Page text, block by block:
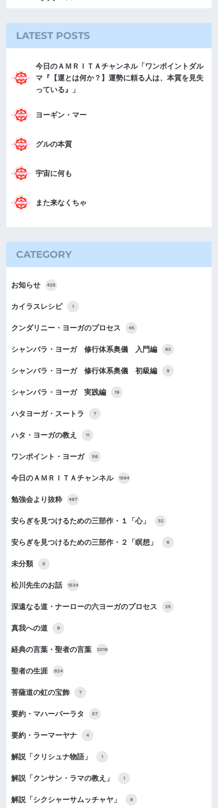
LATEST POSTS
今日のＡＭＲＩＴＡチャンネル「ワンポイントダル
マ『【運とは何か？】運勢に頼る人は、本質を見失
っている』」
ヨーギン・マー
グルの本質
宇宙に何も
また来なくちゃ
CATEGORY
お知らせ 425
カイラスレシピ 1
クンダリニー・ヨーガのプロセス 45
シャンバラ・ヨーガ 修行体系奥儀 入門編 83
シャンバラ・ヨーガ 修行体系奥儀 初級編 9
シャンバラ・ヨーガ 実践編 19
ハタヨーガ・スートラ 7
ハタ・ヨーガの教え 11
ワンポイント・ヨーガ 56
今日のＡＭＲＩＴＡチャンネル 1564
勉強会より抜粋 487
安らぎを見つけるための三部作・１「心」 32
安らぎを見つけるための三部作・２「瞑想」 6
未分類 5
松川先生のお話 1534
深遠なる道・ナーローの六ヨーガのプロセス 25
真我への道 9
経典の言葉・聖者の言葉 2016
聖者の生涯 824
菩薩道の虹の宝飾 7
要約・マハーバーラタ 57
要約・ラーマーヤナ 4
解説「クリシュナ物語」 1
解説「クンサン・ラマの教え」 1
解説「シクシャーサムッチャヤ」 8